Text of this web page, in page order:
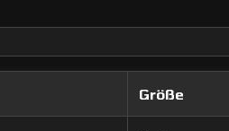
Größe